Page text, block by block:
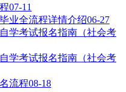
07-11
业全流程详情介绍06-27
学考试报名指南（社会考
学考试报名指南（社会考
流程08-18